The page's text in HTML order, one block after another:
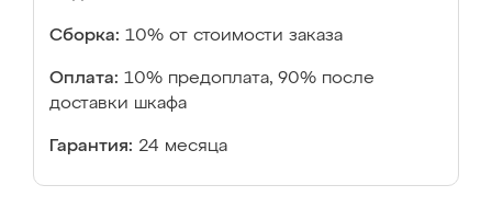
Сборка: 10% от стоимости заказа
Оплата: 10% предоплата, 90% после
доставки шкафа
Гарантия: 24 месяца